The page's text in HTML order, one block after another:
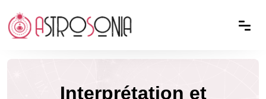
Interprétation et